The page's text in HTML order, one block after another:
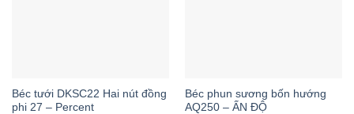
Béc tưới DKSC22 Hai nút đồng
phi 27 – Percent
Béc phun sương bốn hướng
AQ250 – ẤN ĐỘ